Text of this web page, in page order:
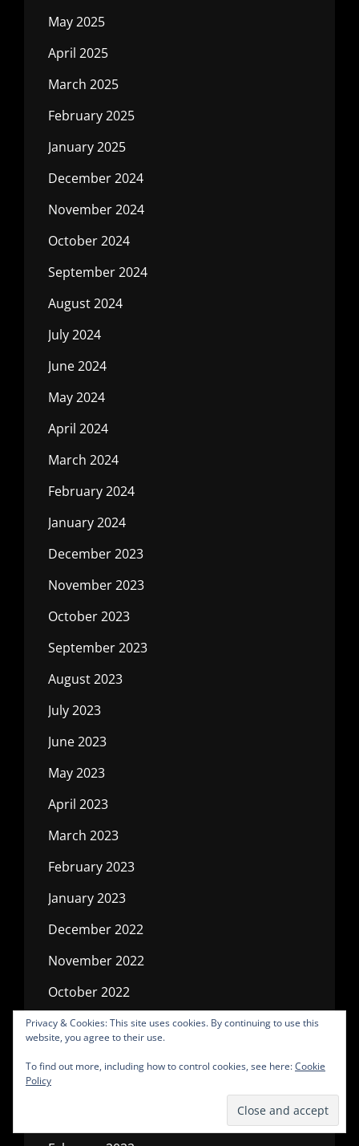
May 2025
April 2025
March 2025
February 2025
January 2025
December 2024
November 2024
October 2024
September 2024
August 2024
July 2024
June 2024
May 2024
April 2024
March 2024
February 2024
January 2024
December 2023
November 2023
October 2023
September 2023
August 2023
July 2023
June 2023
May 2023
April 2023
March 2023
February 2023
January 2023
December 2022
November 2022
October 2022
July 2022
April 2022
Privacy & Cookies: This site uses cookies. By continuing to use this
website, you agree to their use.
To find out more, including how to control cookies, see here:Cookie
Policy